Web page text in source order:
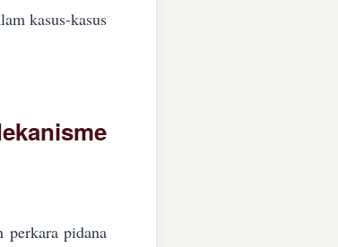
kasus-kasus
perkara pidana